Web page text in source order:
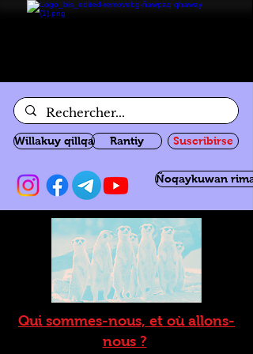
Willakuy qillqa Rantiy Suscribirse
Ñoqaykuwan
Qui sommes-nous, et où allons-
nous ?